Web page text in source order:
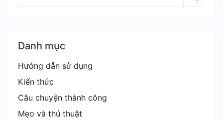
Danh mục
Hướng dẫn sử dụng
Kiến thức
Câu chuyện thành công
Mẹo và thủ thuật